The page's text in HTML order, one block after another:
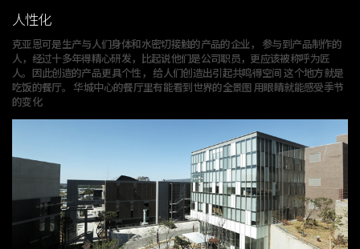
人性化
克亚恩可是生产与人们身体和水密切接触的产品的企业， 参与到产品制作的
人，经过十多年得精心研发， 比起说他们是公司职员，更应该被称呼为匠
人。 因此创造的产品更具个性， 给人们创造出引起共鸣得空间 这个地方就是
吃饭的餐厅。 华城中心的餐厅里有能看到世界的全景图 用眼睛就能感受季节
的变化